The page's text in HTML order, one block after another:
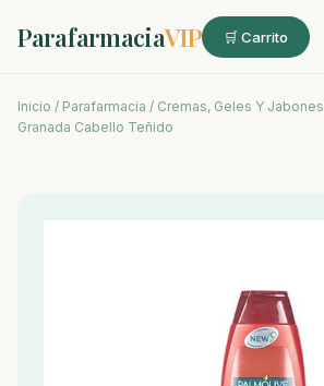
ParafarmaciaVIP 🛒 Carrito
Inicio / Parafarmacia / Cremas, Geles Y Jabones
Granada Cabello Teñido